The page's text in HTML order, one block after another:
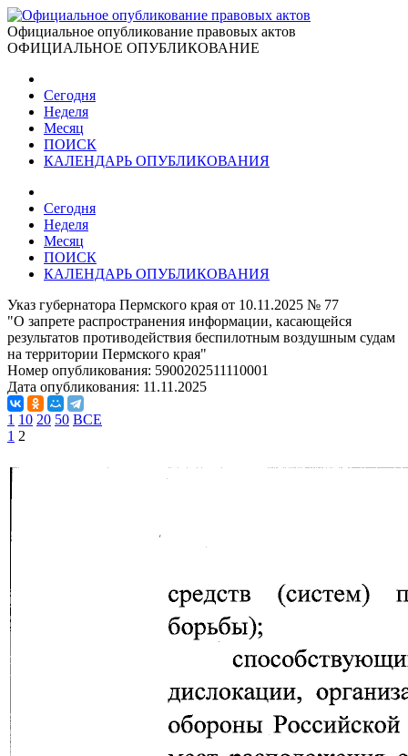
Официальное опубликование правовых актов
ОФИЦИАЛЬНОЕ ОПУБЛИКОВАНИЕ
Сегодня
Неделя
Месяц
ПОИСК
КАЛЕНДАРЬ ОПУБЛИКОВАНИЯ
Сегодня
Неделя
Месяц
ПОИСК
КАЛЕНДАРЬ ОПУБЛИКОВАНИЯ
Указ губернатора Пермского края от 10.11.2025 № 77
"О запрете распространения информации, касающейся
результатов противодействия беспилотным воздушным судам
на территории Пермского края"
Номер опубликования: 5900202511110001
Дата опубликования: 11.11.2025
1 10 20 50 ВСЕ
1 2